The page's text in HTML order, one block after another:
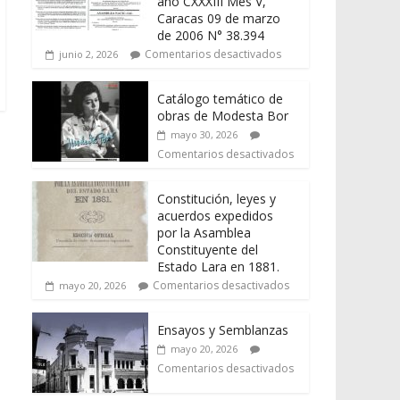
Caracas 09 de marzo
de 2006 N° 38.394
junio 2, 2026 Comentarios desactivados
Catálogo temático de
obras de Modesta Bor
mayo 30, 2026
Comentarios desactivados
Constitución, leyes y
acuerdos expedidos
por la Asamblea
Constituyente del
Estado Lara en 1881.
mayo 20, 2026 Comentarios desactivados
Ensayos y Semblanzas
mayo 20, 2026
Comentarios desactivados